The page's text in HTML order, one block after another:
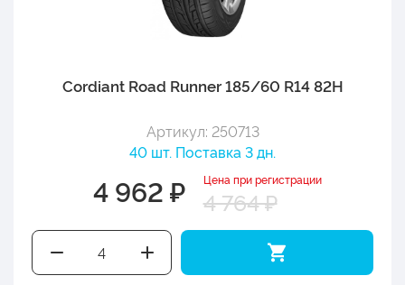
Cordiant Road Runner 185/60 R14 82H
Артикул: 250713
40 шт. Поставка 3 дн.
4 962 ₽ Цена при регистрации
4 764 ₽